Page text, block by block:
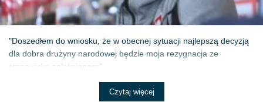
"Doszedłem do wniosku, że w obecnej sytuacji najlepszą decyzją
dla dobra drużyny narodowej będzie moja rezygnacja ze
stanowiska selekcjonera" - ...
Czytaj więcej